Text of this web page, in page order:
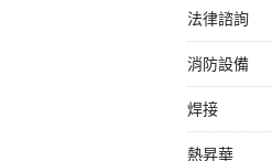
法律諮詢
消防設備
焊接
熱昇華